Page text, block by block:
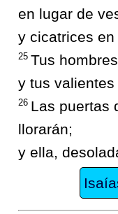
en lugar de
y cicatrices
25 Tus
y tus
26 Las puertas
llorarán;
y ella,